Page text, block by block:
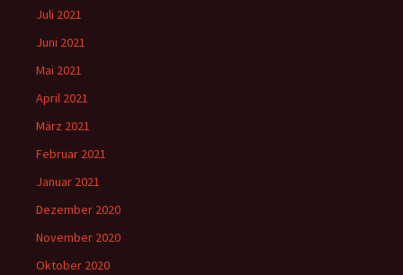
Juli 2021
Juni 2021
Mai 2021
April 2021
März 2021
Februar 2021
Januar 2021
Dezember 2020
November 2020
Oktober 2020